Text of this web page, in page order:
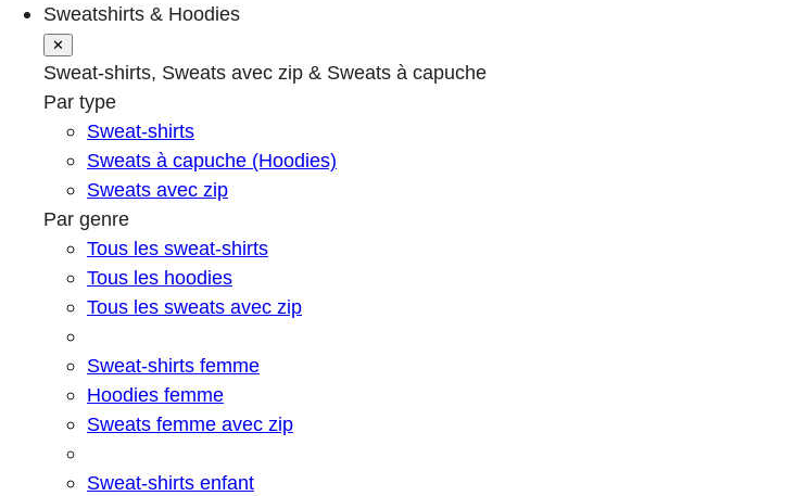
Sweatshirts & Hoodies
✕
Sweat-shirts, Sweats avec zip & Sweats à capuche
Par type
Sweat-shirts
Sweats à capuche (Hoodies)
Sweats avec zip
Par genre
Tous les sweat-shirts
Tous les hoodies
Tous les sweats avec zip
Sweat-shirts femme
Hoodies femme
Sweats femme avec zip
Sweat-shirts enfant